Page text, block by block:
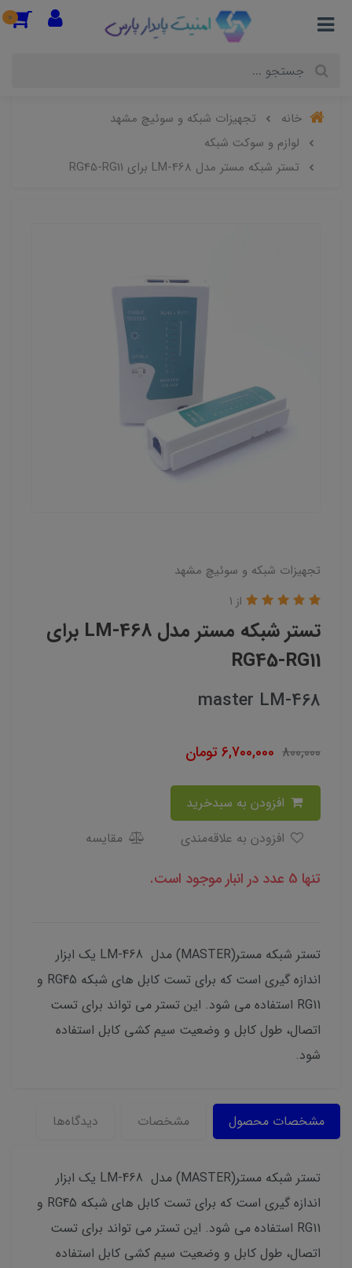
0
خانه
تجهیزات شبکه و سوئیچ مشهد
لوازم و سوکت شبکه
تستر شبکه مستر مدل LM-468 برای RG45-RG11
تجهیزات شبکه و سوئیچ مشهد
تستر شبکه مستر مدل LM-468 برای
RG45-RG11
از 1
master LM-468
800,000
6,700,000 تومان
مقایسه
تنها 5 عدد در انبار موجود است.
تستر شبکه مستر(MASTER) مدل LM-468 یک ابزار
اندازه گیری است که برای تست کابل های شبکه RG45 و
RG11 استفاده می شود. این تستر می تواند برای تست
اتصال، طول کابل و وضعیت سیم کشی کابل استفاده
شود.
مشخصات محصول مشخصات دیدگاه‌ها
تستر شبکه مستر(MASTER) مدل LM-468 یک ابزار
اندازه گیری است که برای تست کابل های شبکه RG45 و
RG11 استفاده می شود. این تستر می تواند برای تست
اتصال، طول کابل و وضعیت سیم کشی کابل استفاده